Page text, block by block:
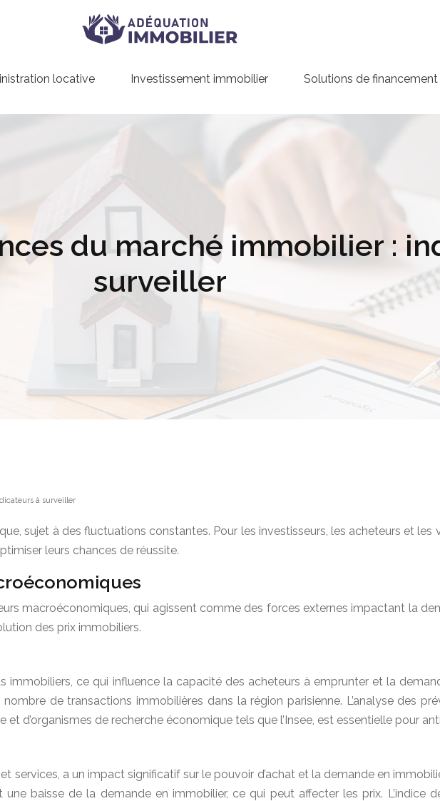
locative Investissement immobilier Solutions de financement
du marché immobilier :
surveiller
à surveiller
sujet à des fluctuations constantes. Pour les investisseurs, les acheteurs et les
leurs chances de réussite.
macroéconomiques, qui agissent comme des forces externes impactant la
des prix immobiliers.
ce qui influence la capacité des acheteurs à emprunter et la
de transactions immobilières dans la région parisienne. L’analyse des
d’organismes de recherche économique tels que l’Insee, est essentielle pour
services, a un impact significatif sur le pouvoir d’achat et la demande en
baisse de la demande en immobilier, ce qui peut affecter les prix. L’indice